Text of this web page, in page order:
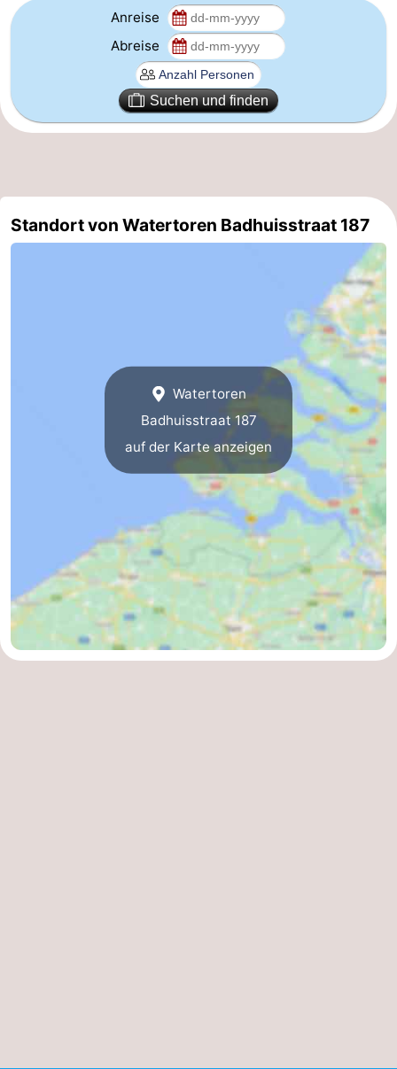
Zwin
Anreise
Abreise
Suchen und finden
Standort von Watertoren Badhuisstraat 187
Watertoren
Badhuisstraat 187
auf der Karte anzeigen